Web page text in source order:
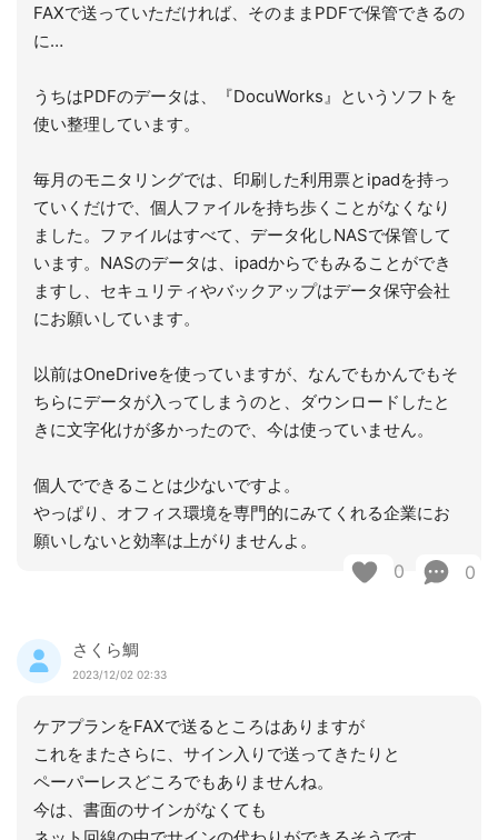
FAXで送っていただければ、そのままPDFで保管できるの
に…
うちはPDFのデータは、『DocuWorks』というソフトを
使い整理しています。
毎月のモニタリングでは、印刷した利用票とipadを持っ
ていくだけで、個人ファイルを持ち歩くことがなくなり
ました。ファイルはすべて、データ化しNASで保管して
います。NASのデータは、ipadからでもみることができ
ますし、セキュリティやバックアップはデータ保守会社
にお願いしています。
以前はOneDriveを使っていますが、なんでもかんでもそ
ちらにデータが入ってしまうのと、ダウンロードしたと
きに文字化けが多かったので、今は使っていません。
個人でできることは少ないですよ。
やっぱり、オフィス環境を専門的にみてくれる企業にお
願いしないと効率は上がりませんよ。
0 0
さくら鯛
2023/12/02 02:33
ケアプランをFAXで送るところはありますが
これをまたさらに、サイン入りで送ってきたりと
ペーパーレスどころでもありませんね。
今は、書面のサインがなくても